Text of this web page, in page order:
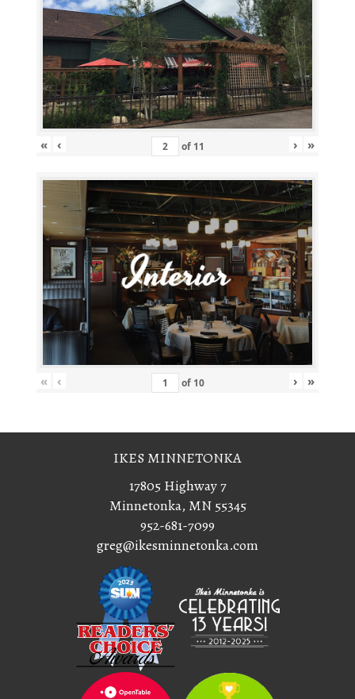
« ‹ of 11 › »
« ‹ of 10 › »
IKES MINNETONKA
17805 Highway 7
Minnetonka, MN 55345
952-681-7099
greg@ikesminnetonka.com